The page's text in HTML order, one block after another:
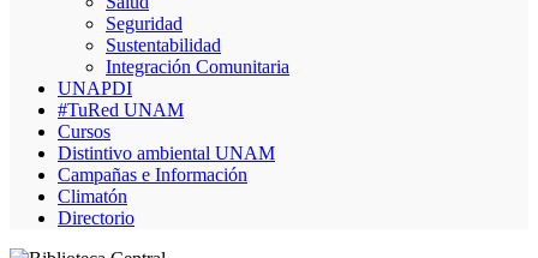
Seguridad
Sustentabilidad
Integración Comunitaria
UNAPDI
#TuRed UNAM
Cursos
Distintivo ambiental UNAM
Campañas e Información
Climatón
Directorio